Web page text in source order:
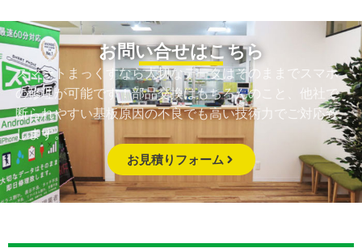
お問い合せはこちら
スマートまっくすなら大切なデータはそのままでスマホ
の修理が可能です！部品交換はもちろんのこと、他社で
断られやすい基板原因の不良でも高い技術力でご対応致
します。
お見積りフォーム